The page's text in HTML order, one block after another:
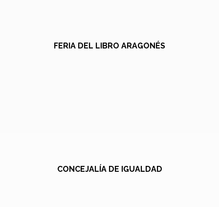
FERIA DEL LIBRO ARAGONÉS
CONCEJALÍA DE IGUALDAD